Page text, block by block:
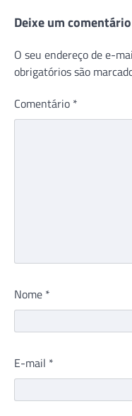
Deixe um comentário
O seu endereço de e-
obrigatórios são
Comentário *
Nome *
E-mail *